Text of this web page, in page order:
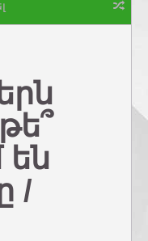
են
/